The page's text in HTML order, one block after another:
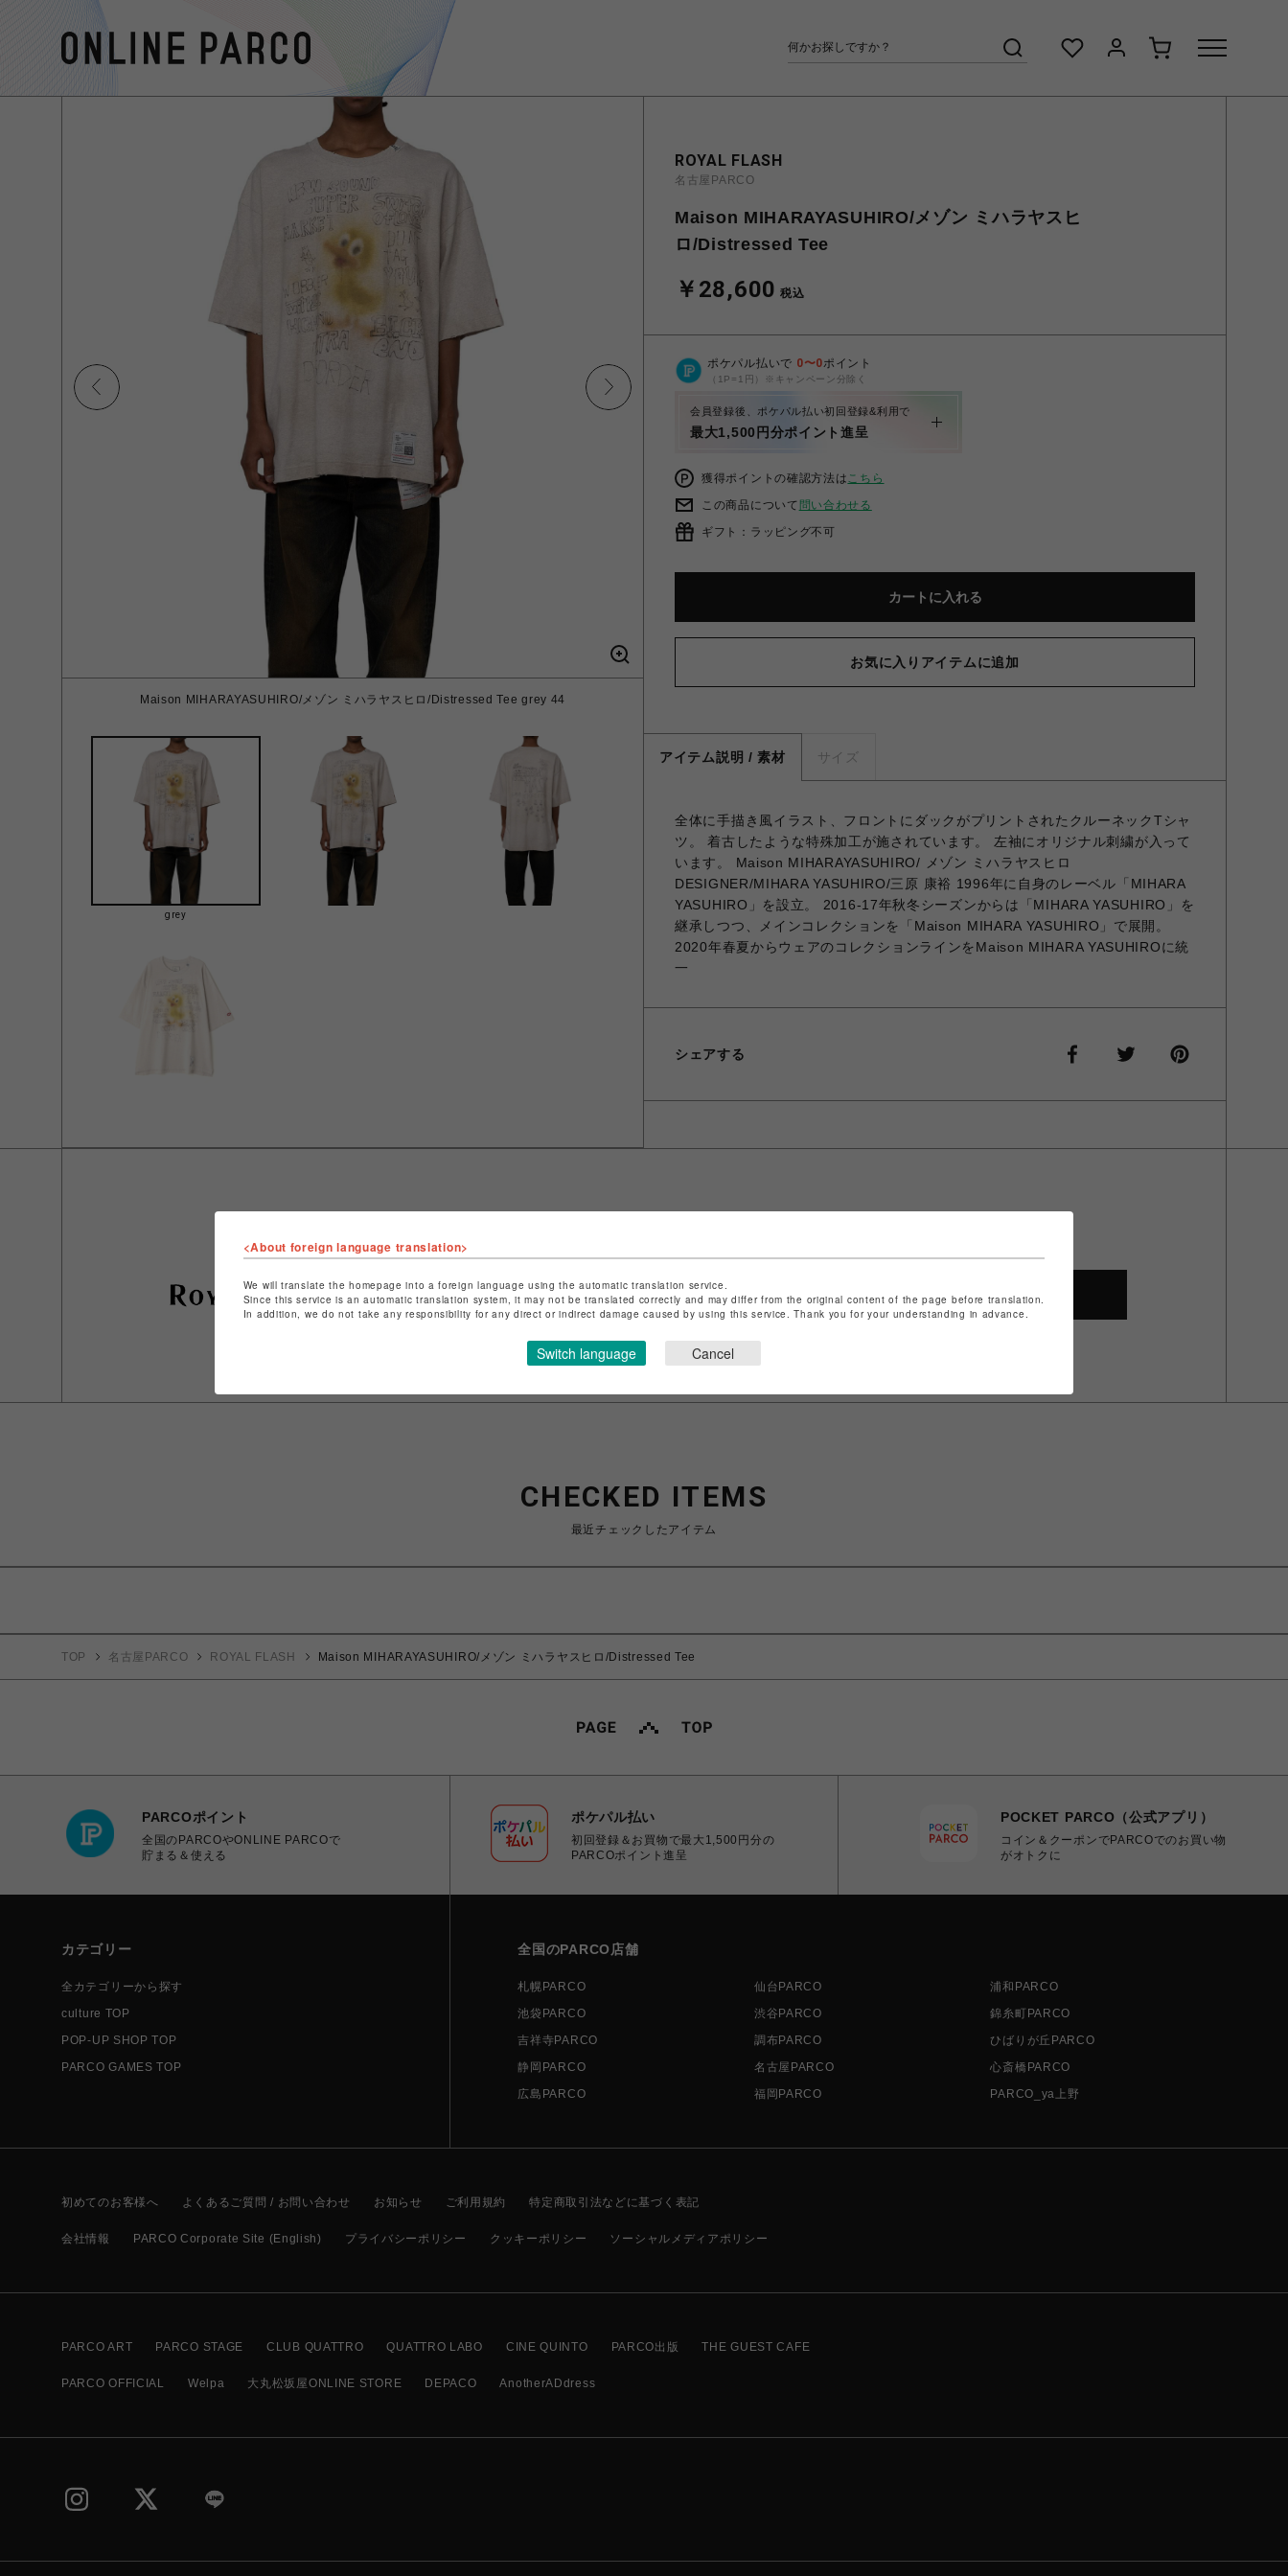
Maison MIHARAYASUHIRO/メゾン ミハラヤスヒロ/Distressed Tee grey 44
grey
ROYAL FLASH
名古屋PARCO
Maison MIHARAYASUHIRO/メゾン ミハラヤスヒ
ロ/Distressed Tee
￥28,600 税込
ポケパル払いで 0〜0ポイント
（1P=1円）※キャンペーン分除く
会員登録後、ポケパル払い初回登録&利用で
最大1,500円分ポイント進呈
獲得ポイントの確認方法はこちら
この商品について 問い合わせる
ギフト：ラッピング不可
カートに入れる
お気に入りアイテムに追加
アイテム説明 / 素材 サイズ
全体に手描き風イラスト、フロントにダックがプリントされたクルーネックTシャ
ツ。 着古したような特殊加工が施されています。 左袖にオリジナル刺繍が入って
います。 Maison MIHARAYASUHIRO/ メゾン ミハラヤスヒロ
DESIGNER/MIHARA YASUHIRO/三原 康裕 1996年に自身のレーベル「MIHARA
YASUHIRO」を設立。 2016-17年秋冬シーズンからは「MIHARA YASUHIRO」を
継承しつつ、メインコレクションを「Maison MIHARA YASUHIRO」で展開。
2020年春夏からウェアのコレクションラインをMaison MIHARA YASUHIROに統
一
シェアする
ショップ名
特定商取引法など法令に基づく表記はこちら
ショップお問い合わせはこちら
SHOP TOP
CHECKED ITEMS
最近チェックしたアイテム
TOP 名古屋PARCO ROYAL FLASH Maison MIHARAYASUHIRO/メゾン ミハラヤスヒロ/Distressed Tee
PARCOポイント
全国のPARCOやONLINE PARCOで
貯まる＆使える
ポケパル払い
初回登録＆お買物で最大1,500円分の
PARCOポイント進呈
POCKET PARCO（公式アプリ）
コイン＆クーポンでPARCOでのお買い物
がオトクに
カテゴリー
全カテゴリーから探す
culture TOP
POP-UP SHOP TOP
PARCO GAMES TOP
全国のPARCO店舗
札幌PARCO 仙台PARCO
浦和PARCO
池袋PARCO
渋谷PARCO
錦糸町PARCO
吉祥寺PARCO
調布PARCO
ひばりが丘PARCO
静岡PARCO
名古屋PARCO
心斎橋PARCO
広島PARCO
福岡PARCO PARCO_ya上野
初めてのお客様へ よくあるご質問 / お問い合わせ お知らせ ご利用規約 特定商取引法などに基づく表記
会社情報 PARCO Corporate Site (English) プライバシーポリシー クッキーポリシー ソーシャルメディアポリシー
PARCO ART PARCO STAGE CLUB QUATTRO QUATTRO LABO CINE QUINTO PARCO出版 THE GUEST CAFE
PARCO OFFICIAL Welpa 大丸松坂屋ONLINE STORE DEPACO AnotherADdress
<About foreign language translation>
We will translate the homepage into a foreign language using the automatic translation service.
Since this service is an automatic translation system, it may not be translated correctly and may differ from the original content of the page before translation.
In addition, we do not take any responsibility for any direct or indirect damage caused by using this service. Thank you for your understanding in advance.
Switch language Cancel